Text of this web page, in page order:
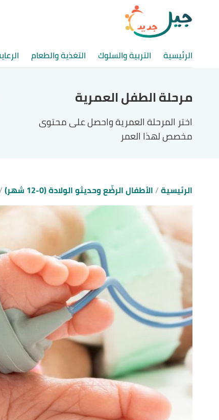
الرئيسية التربية والسلوك التغذية والطعام
مرحلة الطفل العمرية
اختر المرحلة العمرية واحصل على محتوى
مخصص لهذا العمر
الرئيسية الأطفال الرضّع وحديثو الولادة (0-12 شهر)